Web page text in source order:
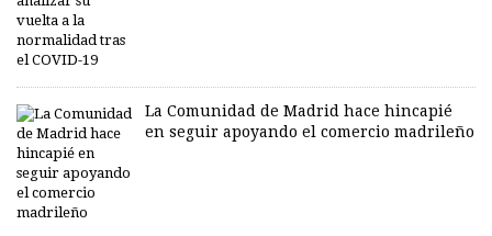
La Comunidad de Madrid hace hincapié
en seguir apoyando el comercio madrileño